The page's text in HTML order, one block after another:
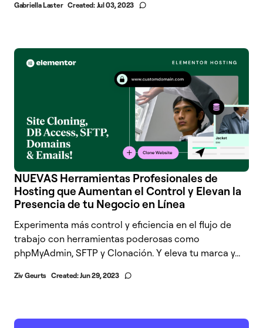
Gabriella Laster Created: Jul 03, 2023
NUEVAS Herramientas Profesionales de
Hosting que Aumentan el Control y Elevan la
Presencia de tu Negocio en Línea
Experimenta más control y eficiencia en el flujo de
trabajo con herramientas poderosas como
phpMyAdmin, SFTP y Clonación. Y eleva tu marca y...
Ziv Geurts Created:Jun 29, 2023